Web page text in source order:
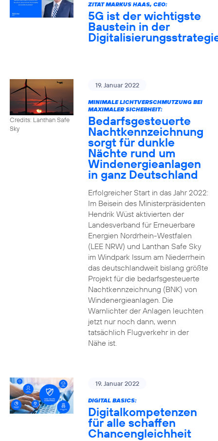
ZITAT MARKUS HAAS, CEO:
5G ist der wichtigste
Baustein in der
Credits: Lanthan Safe
Sky
19. Januar 2022
MINIMALE LICHTVERSCHMUTZUNG BEI
MAXIMALER SICHERHEIT:
Bedarfsgesteuerte
Nachtkennzeichnung
sorgt für dunkle
Nächte rund um
Windenergieanlagen
in ganz Deutschland
Erfolgreicher Start in das Jahr 2022:
Im Beisein des Ministerpräsidenten
Hendrik Wüst aktivierten der
Landesverband für Erneuerbare
Energien Nordrhein-Westfalen
(LEE NRW) und Lanthan Safe Sky
im Windpark Issum am Niederrhein
das deutschlandweit bislang größte
Projekt für die bedarfsgesteuerte
Nachtkennzeichnung (BNK) von
Windenergieanlagen. Die
Warnlichter der Anlagen leuchten
jetzt nur noch dann, wenn
tatsächlich Flugverkehr in der
Nähe ist.
19. Januar 2022
DIGITAL BASICS:
Digitalkompetenzen
für alle schaffen
Chancengleichheit